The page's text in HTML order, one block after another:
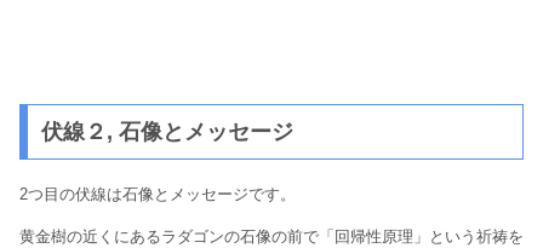
伏線２, 石像とメッセージ
2つ目の伏線は石像とメッセージです。
黄金樹の近くにあるラダゴンの石像の前で「回帰性原理」という祈祷を